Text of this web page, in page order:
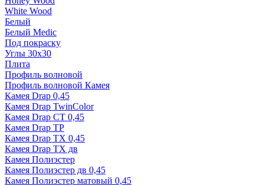
White Wood
Белый
Белый Medic
Под покраску
Углы 30х30
Плита
Профиль волновой
Профиль волновой Камея
Камея Drap 0,45
Камея Drap TwinColor
Камея Drap СТ 0,45
Камея Drap ТР
Камея Drap ТХ 0,45
Камея Drap ТХ дв
Камея Полиэстер
Камея Полиэстер дв 0,45
Камея Полиэстер матовый 0,45